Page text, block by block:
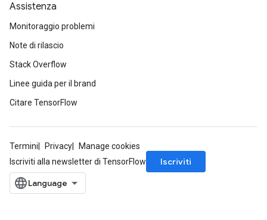
Assistenza
Monitoraggio problemi
Note di rilascio
Stack Overflow
Linee guida per il brand
Citare TensorFlow
Termini Privacy
Manage cookies
Iscriviti alla newsletter di TensorFlow
Iscriviti